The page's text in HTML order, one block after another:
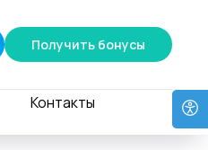
Получить бонусы
Контакты